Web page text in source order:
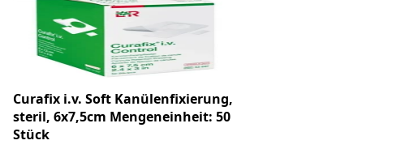
Curafix i.v. Soft Kanülenfixierung,
steril, 6x7,5cm Mengeneinheit: 50
Stück